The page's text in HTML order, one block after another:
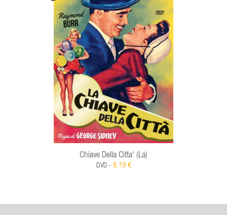
Chiave Della Citta' (La)
DVD - 8,19 €